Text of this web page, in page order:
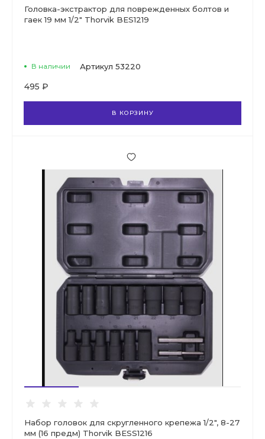
Головка-экстрактор для поврежденных болтов и
гаек 19 мм 1/2" Thorvik BES1219
В наличии Артикул 53220
495 ₽
В КОРЗИНУ
Набор головок для скругленного крепежа 1/2", 8-27
мм (16 предм) Thorvik BESS1216